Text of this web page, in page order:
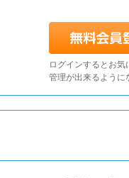
ログインするとお
管理が出来るように